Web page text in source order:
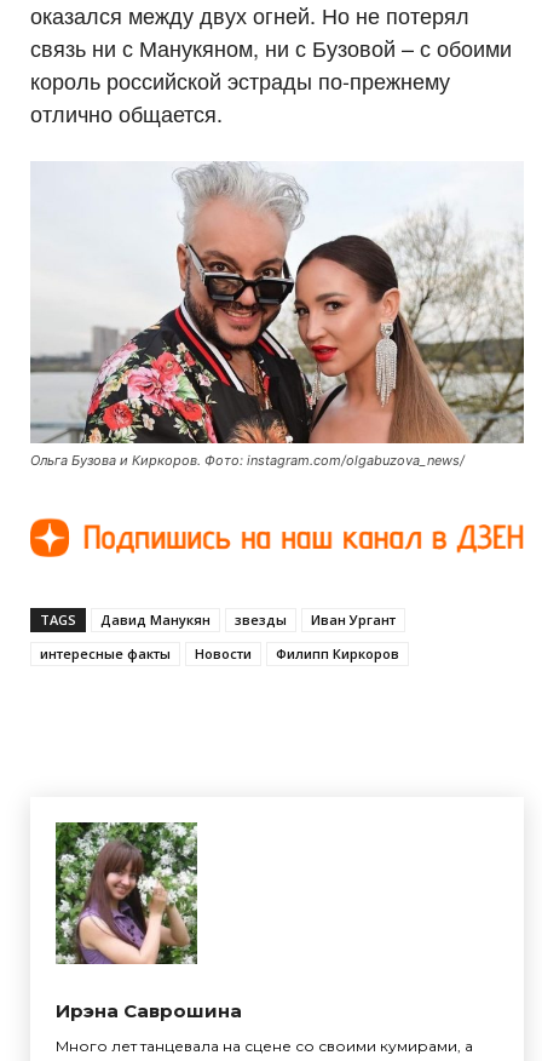
оказался между двух огней. Но не потерял
связь ни с Манукяном, ни с Бузовой – с обоими
король российской эстрады по-прежнему
отлично общается.
Ольга Бузова и Киркоров. Фото: instagram.com/olgabuzova_news/
TAGS Давид Манукян звезды
Иван Ургант
интересные факты
Новости Филипп Киркоров
Ирэна Саврошина
Много лет танцевала на сцене со своими кумирами, а